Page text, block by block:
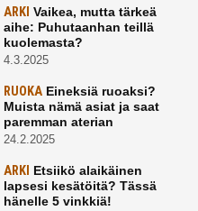
ARKI Vaikea, mutta tärkeä
aihe: Puhutaanhan teillä
kuolemasta?
4.3.2025
RUOKAEineksiä ruoaksi?
Muista nämä asiat ja saat
paremman aterian
24.2.2025
ARKI Etsiikö alaikäinen
lapsesi kesätöitä? Tässä
hänelle 5 vinkkiä!